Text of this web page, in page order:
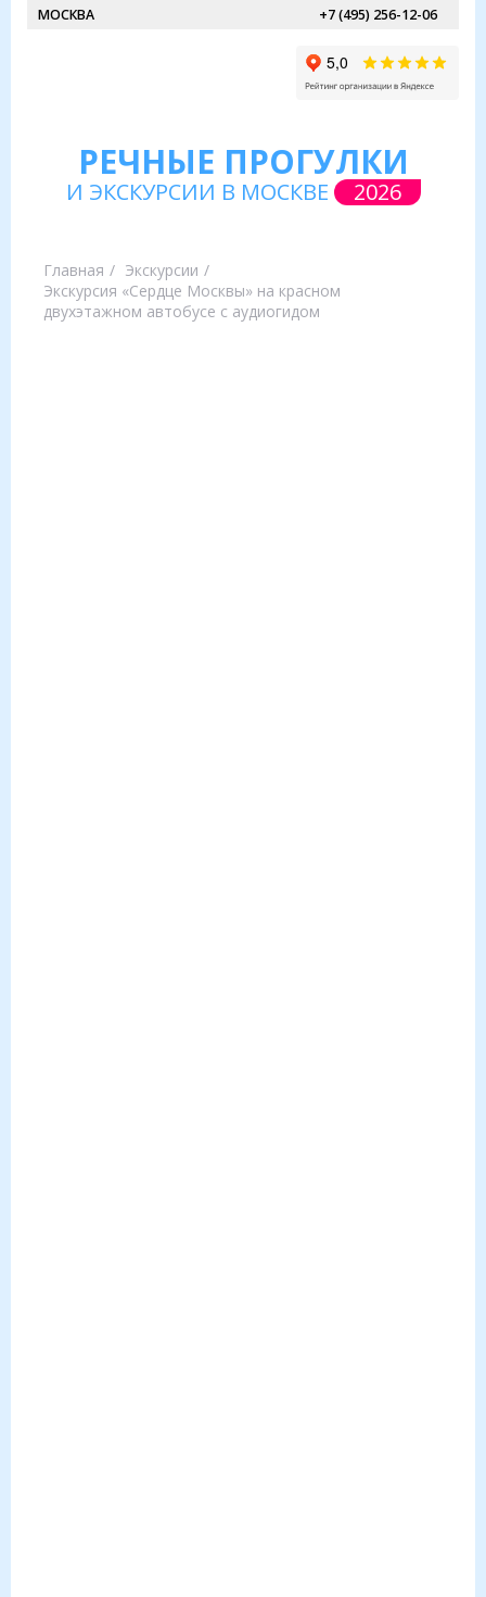
МОСКВА +7 (495) 256-12-06
РЕЧНЫЕ ПРОГУЛКИ
И ЭКСКУРСИИ В МОСКВЕ 2026
Главная
Экскурсии
Экскурсия «Сердце Москвы» на красном
двухэтажном автобусе с аудиогидом